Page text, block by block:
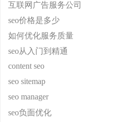
互联网广告服务公司
seo价格是多少
如何优化服务质量
seo从入门到精通
content seo
seo sitemap
seo manager
seo负面优化